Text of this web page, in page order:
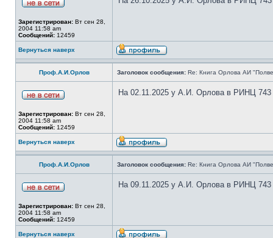
Зарегистрирован: Вт сен 28,
2004 11:58 am
Сообщений: 12459
Вернуться наверх
Проф.А.И.Орлов Заголовок сообщения: Re: Книга Орлова АИ
Зарегистрирован: Вт сен 28,
2004 11:58 am
Сообщений: 12459
На 02.11.2025 у А.И. Орлова в РИНЦ 743
Вернуться наверх
Проф.А.И.Орлов Заголовок сообщения: Re: Книга Орлова АИ
Зарегистрирован: Вт сен 28,
2004 11:58 am
Сообщений: 12459
На 09.11.2025 у А.И. Орлова в РИНЦ 743
Вернуться наверх